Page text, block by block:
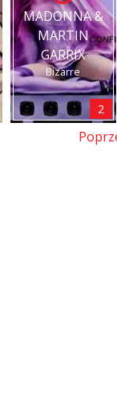
MADONNA &
MARTIN
GARRIX
Bizarre
2